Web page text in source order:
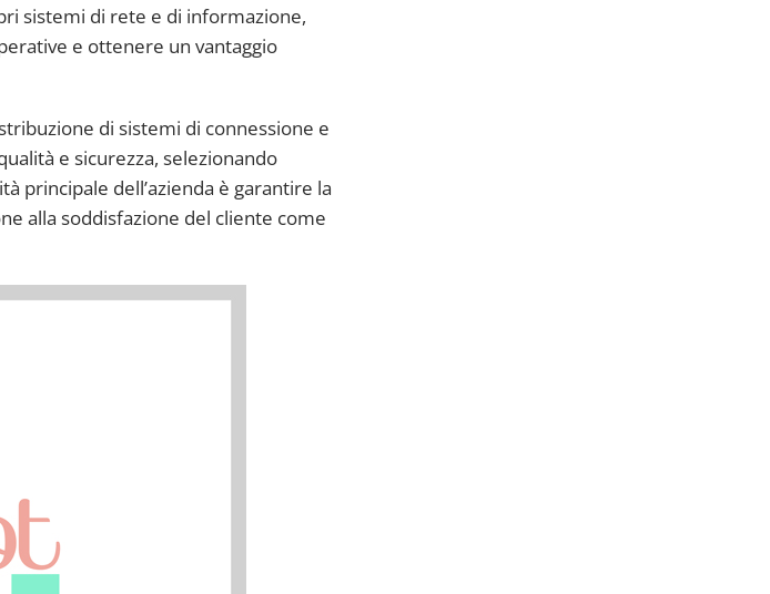
sistemi di rete e di informazione,
e ottenere un vantaggio
di sistemi di connessione e
e sicurezza, selezionando
principale dell’azienda è garantire la
alla soddisfazione del cliente come